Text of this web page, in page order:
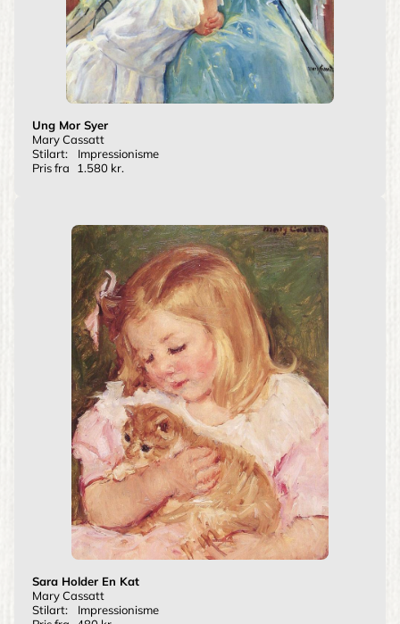
Ung Mor Syer
Mary Cassatt
Stilart:
Impressionisme
Pris fra
1.580 kr.
Sara Holder En Kat
Mary Cassatt
Stilart:
Impressionisme